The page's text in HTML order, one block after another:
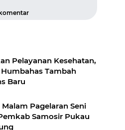
komentar
Pelayanan Kesehatan,
Tambah
Baru
Malam Pagelaran Seni
Samosir Pukau